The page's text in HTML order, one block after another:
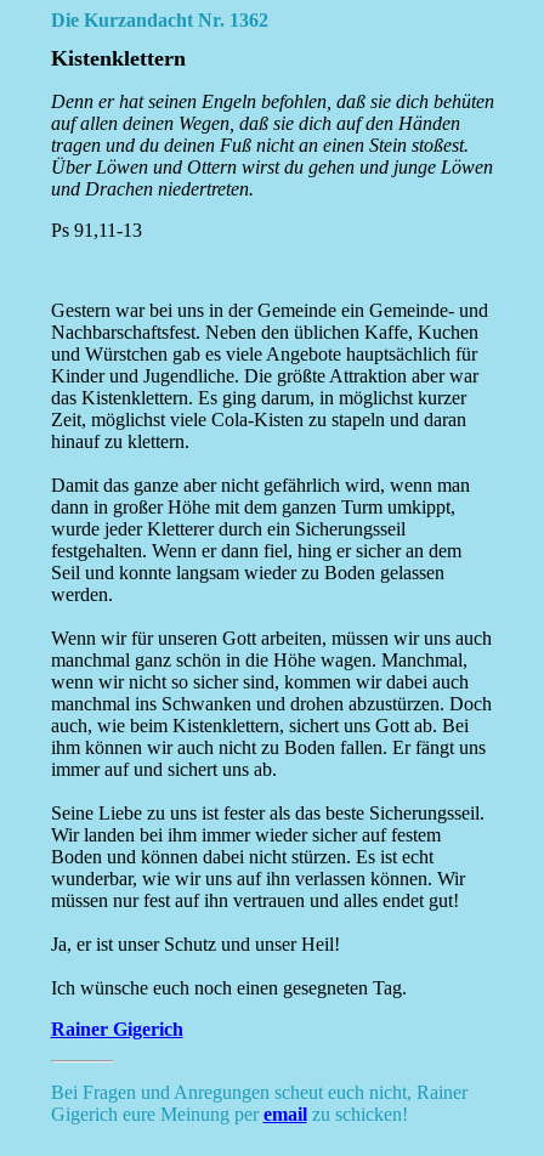
Die Kurzandacht Nr. 1362
Kistenklettern
Denn er hat seinen Engeln befohlen, daß sie dich behüten
auf allen deinen Wegen, daß sie dich auf den Händen
tragen und du deinen Fuß nicht an einen Stein stoßest.
Über Löwen und Ottern wirst du gehen und junge Löwen
und Drachen niedertreten.
Ps 91,11-13
Gestern war bei uns in der Gemeinde ein Gemeinde- und
Nachbarschaftsfest. Neben den üblichen Kaffe, Kuchen
und Würstchen gab es viele Angebote hauptsächlich für
Kinder und Jugendliche. Die größte Attraktion aber war
das Kistenklettern. Es ging darum, in möglichst kurzer
Zeit, möglichst viele Cola-Kisten zu stapeln und daran
hinauf zu klettern.
Damit das ganze aber nicht gefährlich wird, wenn man
dann in großer Höhe mit dem ganzen Turm umkippt,
wurde jeder Kletterer durch ein Sicherungsseil
festgehalten. Wenn er dann fiel, hing er sicher an dem
Seil und konnte langsam wieder zu Boden gelassen
werden.
Wenn wir für unseren Gott arbeiten, müssen wir uns auch
manchmal ganz schön in die Höhe wagen. Manchmal,
wenn wir nicht so sicher sind, kommen wir dabei auch
manchmal ins Schwanken und drohen abzustürzen. Doch
auch, wie beim Kistenklettern, sichert uns Gott ab. Bei
ihm können wir auch nicht zu Boden fallen. Er fängt uns
immer auf und sichert uns ab.
Seine Liebe zu uns ist fester als das beste Sicherungsseil.
Wir landen bei ihm immer wieder sicher auf festem
Boden und können dabei nicht stürzen. Es ist echt
wunderbar, wie wir uns auf ihn verlassen können. Wir
müssen nur fest auf ihn vertrauen und alles endet gut!
Ja, er ist unser Schutz und unser Heil!
Ich wünsche euch noch einen gesegneten Tag.
Rainer Gigerich
Bei Fragen und Anregungen scheut euch nicht, Rainer
Gigerich eure Meinung peremailzu schicken!